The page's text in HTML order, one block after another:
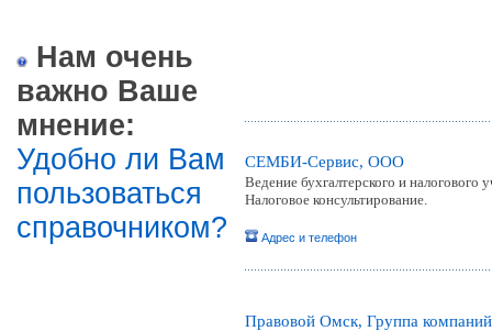
Нам очень
важно Ваше
мнение:
Удобно ли Вам
пользоваться
справочником?
СЕМБИ-Сервис, ООО
Ведение бухгалтерского и
Налоговое консультирование.
Адрес и телефон
Правовой Омск, Группа